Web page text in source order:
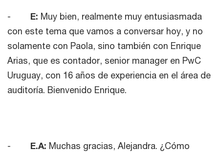
- E: Muy bien, realmente muy entusiasmada
con este tema que vamos a conversar hoy, y no
solamente con Paola, sino también con Enrique
Arias, que es contador, senior manager en PwC
Uruguay, con 16 años de experiencia en el área de
auditoría. Bienvenido Enrique.
- E.A: Muchas gracias, Alejandra. ¿Cómo